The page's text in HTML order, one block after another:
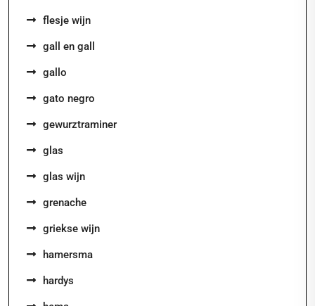
flesje wijn
gall en gall
gallo
gato negro
gewurztraminer
glas
glas wijn
grenache
griekse wijn
hamersma
hardys